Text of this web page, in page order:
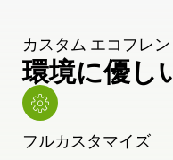
カスタム エコフレ
環境に優し
フルカスタマイズ